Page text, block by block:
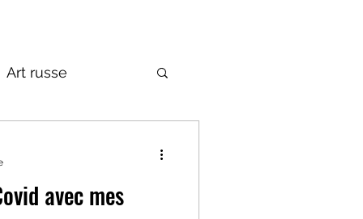
Art russe
avec mes